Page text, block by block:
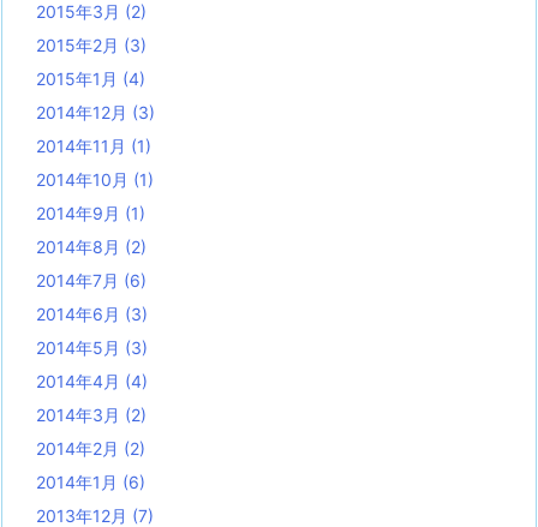
2015年3月 (2)
2015年2月 (3)
2015年1月 (4)
2014年12月 (3)
2014年11月 (1)
2014年10月 (1)
2014年9月 (1)
2014年8月 (2)
2014年7月 (6)
2014年6月 (3)
2014年5月 (3)
2014年4月 (4)
2014年3月 (2)
2014年2月 (2)
2014年1月 (6)
2013年12月 (7)